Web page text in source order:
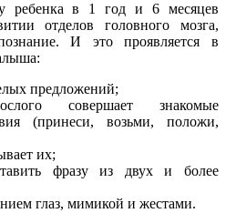
ребенка в 1 год и 6 месяцев
отделов головного мозга,
И это проявляется в
предложений;
совершает знакомые
(принеси, возьми, положи,
их;
фразу из двух и более
глаз, мимикой и жестами.